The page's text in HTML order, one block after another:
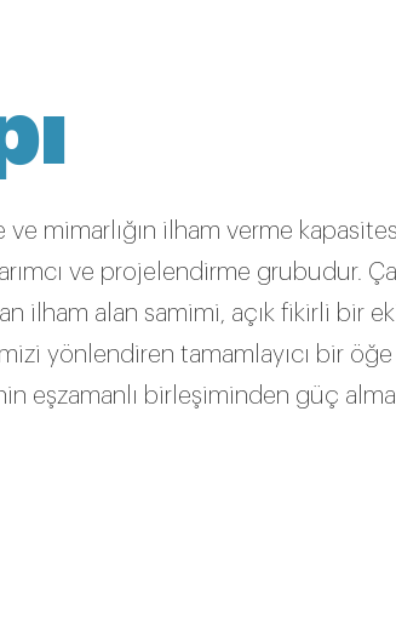
mimarlığın ilham verme
ve projelendirme grubudur.
ilham alan samimi, açık fikirli bir
yönlendiren tamamlayıcı bir
eşzamanlı birleşiminden güç